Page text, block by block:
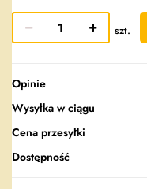
szt.
Opinie
Wysyłka w ciągu
Cena przesyłki
Dostępność